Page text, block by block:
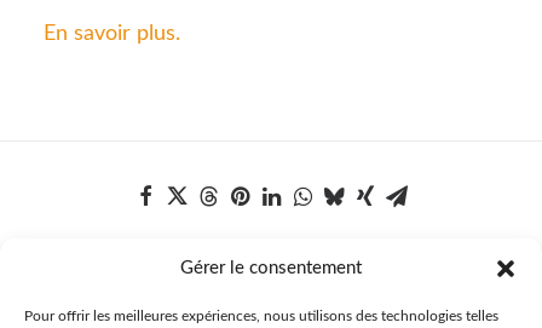
Gérer le consentement
Pour offrir les meilleures expériences, nous utilisons des technologies telles
En savoir plus.